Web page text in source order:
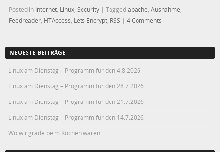
Posted in Internet, Linux,Security |Taggedapache,Ausnahme,
Feedreader, HTAccess, Lets Encrypt, RSS |4 Comments
NEUESTE BEITRÄGE
Linux am Dienstag – Programm für den 4.8.2026
Linux am Dienstag – Programm für den 28.7.2026
Linux am Dienstag – Programm für den 21.7.2026
Linux am Dienstag – Programm für den 14.7.2026
Wo wir grade beim Kochen waren…